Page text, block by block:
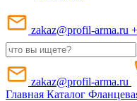
zakaz@profil-arma.ru
zakaz@profil-arma.ru
Главная Каталог